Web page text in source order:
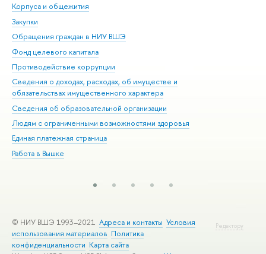
Корпуса и общежития
Закупки
Обращения граждан в НИУ ВШЭ
Фонд целевого капитала
Противодействие коррупции
Сведения о доходах, расходах, об имуществе и
обязательствах имущественного характера
Сведения об образовательной организации
Людям с ограниченными возможностями здоровья
Единая платежная страница
Работа в Вышке
Редактору
© НИУ ВШЭ 1993–2021 Адреса и контакты Условия
использования материалов Политика
конфиденциальности Карта сайта